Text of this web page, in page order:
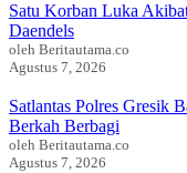
Satu Korban Luka
Daendels
oleh Beritautama.co
Agustus 7, 2026
Satlantas Polres Gresik
Berkah Berbagi
oleh Beritautama.co
Agustus 7, 2026